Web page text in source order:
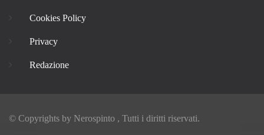
Cookies Policy
Privacy
Redazione
© Copyrights by Nerospinto , Tutti i diritti riservati.